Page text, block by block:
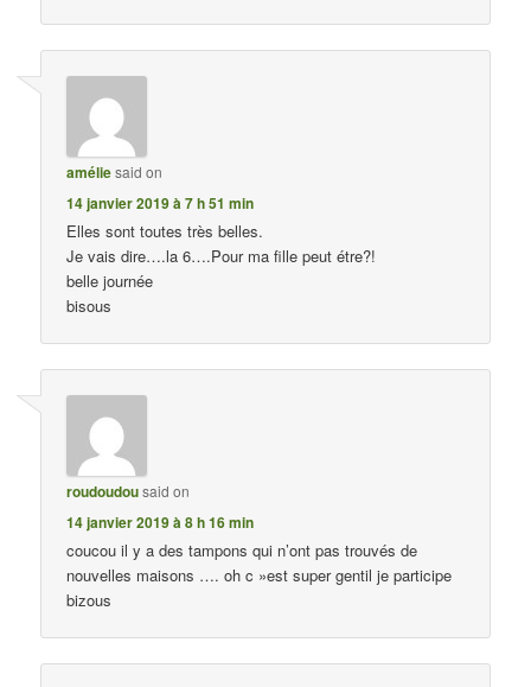
améliesaid on
14 janvier 2019 à 7 h 51 min
Elles sont toutes très belles.
Je vais dire….la 6….Pour ma fille peut étre?!
belle journée
bisous
roudoudousaid on
14 janvier 2019 à 8 h 16 min
coucou il y a des tampons qui n’ont pas trouvés de
nouvelles maisons …. oh c »est super gentil je participe
bizous